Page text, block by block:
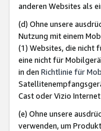
anderen Websites als
(d) Ohne unsere
Nutzung mit einem
(1) Websites, die nicht
eine nicht für
in den Richtlinie für
Cast oder Vizio
(e) Ohne unsere
verwenden, um